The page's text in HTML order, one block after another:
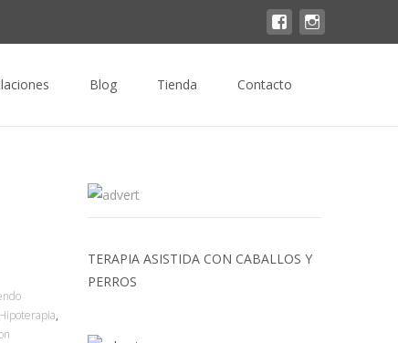
Blog Tienda Contacto
Hipoterapia,
TERAPIA ASISTIDA CON CABALLOS Y
PERROS